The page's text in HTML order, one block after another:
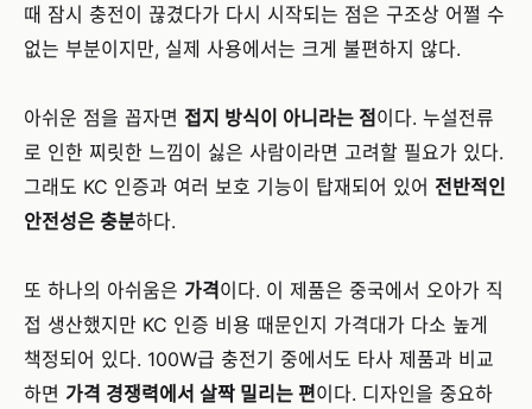
때 잠시 충전이 끊겼다가 다시 시작되는 점은 구조상 어쩔 수
없는 부분이지만, 실제 사용에서는 크게 불편하지 않다.
아쉬운 점을 꼽자면 접지 방식이 아니라는 점 이다. 누설전류
로 인한 찌릿한 느낌이 싫은 사람이라면 고려할 필요가 있다.
그래도 KC 인증과 여러 보호 기능이 탑재되어 있어 전반적인
안전성은 충분하다.
또 하나의 아쉬움은 가격 이다. 이 제품은 중국에서 오아가 직
접 생산했지만 KC 인증 비용 때문인지 가격대가 다소 높게
책정되어 있다. 100W급 충전기 중에서도 타사 제품과 비교
하면 가격 경쟁력에서 살짝 밀리는 편이다. 디자인을 중요하